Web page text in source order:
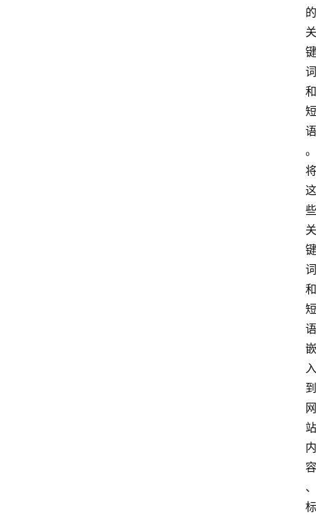
的
关
键
词
和
短
语
。
将
这
些
关
键
词
和
短
语
嵌
入
到
网
站
内
容
、
标